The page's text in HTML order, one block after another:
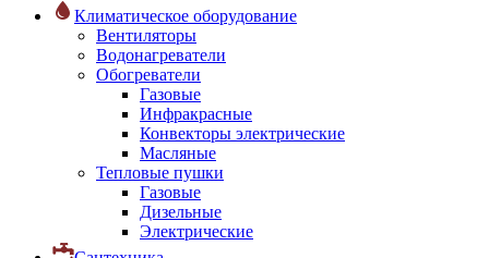
Климатическое оборудование
Вентиляторы
Водонагреватели
Обогреватели
Газовые
Инфракрасные
Конвекторы электрические
Масляные
Тепловые пушки
Газовые
Дизельные
Электрические